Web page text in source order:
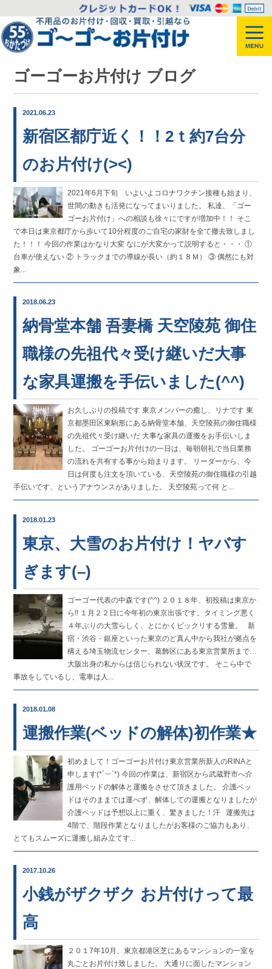
ゴーゴーお片付け ブログ
2021.06.23
新宿区都庁近く！！2ｔ約7台分
のお片付け(><)
2021年6月下旬 いよいよコロナワクチン接種も始まり、
世間の動きも活発になってまいりました。 私達、「ゴー
ゴーお片付け」への相談も徐々にですが増加中！！ そこ
で本日は東京都庁から歩いて10分程度のご自宅の家財を全て撤去致しまし
た！！！ 今回の作業はかなり大変 なにが大変かって説明すると・・・ ①
台車が使えない ② トラックまでの導線が長い（約１８Ｍ） ③ 偶然にも対
象...
2018.06.23
納骨堂本舗 吾妻橋 天空陵苑 御住
職様の先祖代々受け継いだ大事
な家具運搬を手伝いました(^^)
お久しぶりの投稿です 東京メンバーの癒し、リナです 東
京都墨田区東駒形にある納骨堂本舗、天空陵苑の御住職様
の先祖代々受け継いだ 大事な家具の運搬をお手伝いしま
した。 ゴーゴーお片付けの一日は、毎朝朝礼で当日業務
の流れを共有する事から始まります。 リーダーから、今
日は何度も注文を頂いている、天空陵苑の御住職様の引越
手伝いです、というアナウンスがありました。 天空陵苑って何 と...
2018.01.23
東京、大雪のお片付け！ヤバす
ぎます(–)
ゴーゴー代表の中森です(^^) ２０１８年、初投稿は東京か
ら!! １月２２日に今年初の東京出張です。タイミング悪く
４年ぶりの大雪らしく、とにかくビックリする雪量。 新
宿・渋谷・銀座といった東京のど真ん中から我社が拠点を
構える埼玉物流センター、葛飾区にある東京営業所まで…
大阪出身の私からは信じられない状況です。 そこら中で
事故をしているし、電車は人...
2018.01.08
運搬作業(ベッドの解体)初作業★
初めまして！ゴーゴーお片付け東京営業所新人のRINAと
申します(*´︶`*) 今回の作業は、新宿区から武蔵野市へ介
護用ベッドの解体と運搬をさせて頂きました。 介護ベッ
ドはそのままでは運べず、解体しての運搬となりましたが
介護ベッドは予想以上に重く、驚きました！汗 運搬先は
4階で、階段作業となりましたがお客様のご協力もあり、
とてもスムーズに運搬し組み立てす...
2017.10.26
小銭がザクザク お片付けって最
高
２０１7年10月、東京都港区芝にあるマンションの一室を
丸ごとお片付け致しました。 大通りに面したマンション